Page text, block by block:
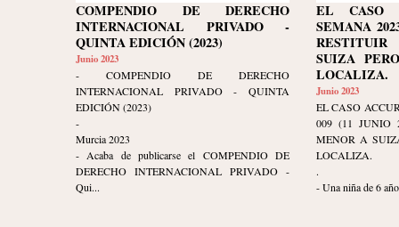
COMPENDIO DE DERECHO
INTERNACIONAL PRIVADO -
QUINTA EDICIÓN (2023)
Junio 2023
- COMPENDIO DE DERECHO
INTERNACIONAL PRIVADO - QUINTA
EDICIÓN (2023)
-
Murcia 2023
- Acaba de publicarse el COMPENDIO DE
DERECHO INTERNACIONAL PRIVADO -
Qui...
EL CASO
SEMANA
SUIZA
LOCALIZA.
Junio 2023
EL CASO
009 (11 JUNIO
MENOR A
LOCALIZA.
.
- Una niña de 6